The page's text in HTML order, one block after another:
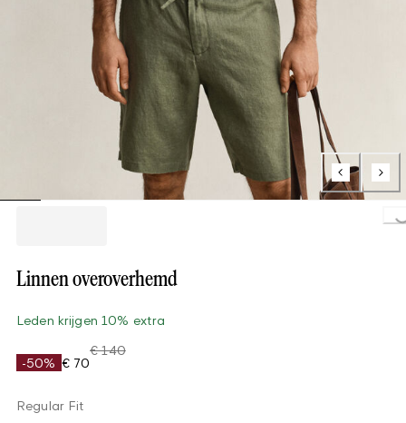
Linnen overoverhemd
Leden krijgen 10% extra
-50% € 70
€ 140
Regular Fit